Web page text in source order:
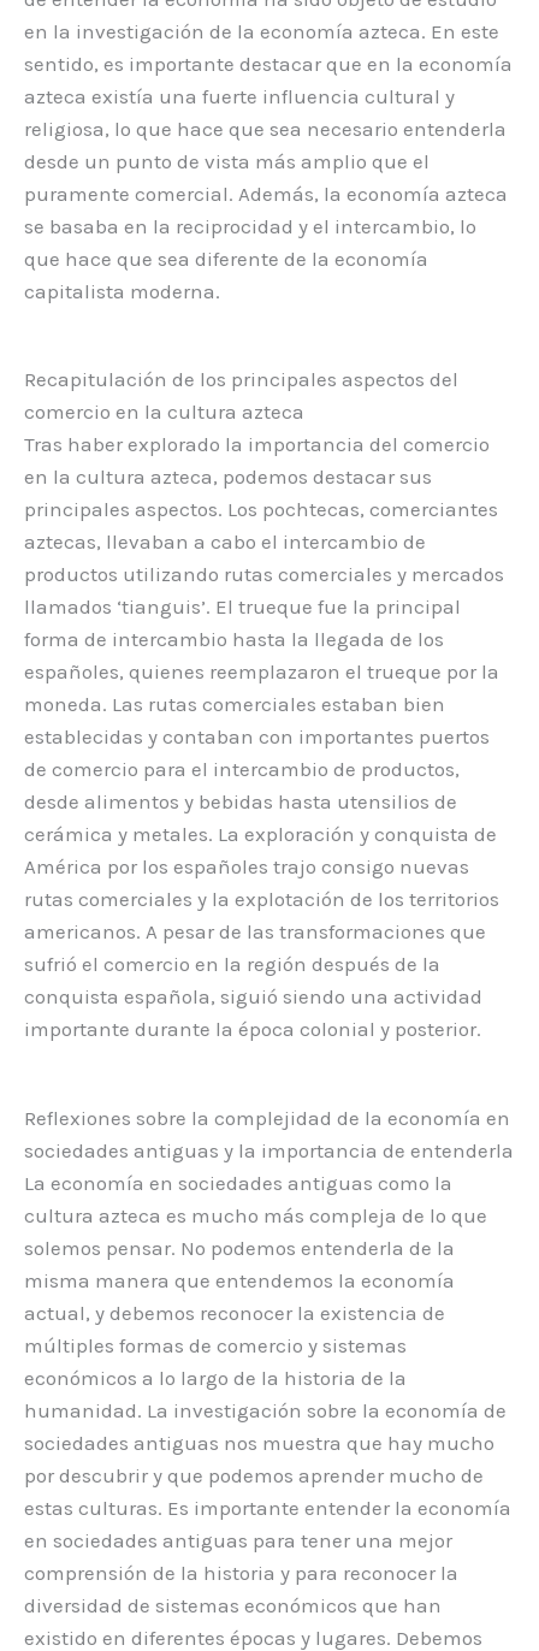
en la investigación de la economía azteca. En este
sentido, es importante destacar que en la economía
azteca existía una fuerte influencia cultural y
religiosa, lo que hace que sea necesario entenderla
desde un punto de vista más amplio que el
puramente comercial. Además, la economía azteca
se basaba en la reciprocidad y el intercambio, lo
que hace que sea diferente de la economía
capitalista moderna.
Recapitulación de los principales aspectos del
comercio en la cultura azteca
Tras haber explorado la importancia del comercio
en la cultura azteca, podemos destacar sus
principales aspectos. Los pochtecas, comerciantes
aztecas, llevaban a cabo el intercambio de
productos utilizando rutas comerciales y mercados
llamados ‘tianguis’. El trueque fue la principal
forma de intercambio hasta la llegada de los
españoles, quienes reemplazaron el trueque por la
moneda. Las rutas comerciales estaban bien
establecidas y contaban con importantes puertos
de comercio para el intercambio de productos,
desde alimentos y bebidas hasta utensilios de
cerámica y metales. La exploración y conquista de
América por los españoles trajo consigo nuevas
rutas comerciales y la explotación de los territorios
americanos. A pesar de las transformaciones que
sufrió el comercio en la región después de la
conquista española, siguió siendo una actividad
importante durante la época colonial y posterior.
Reflexiones sobre la complejidad de la economía en
sociedades antiguas y la importancia de entenderla
La economía en sociedades antiguas como la
cultura azteca es mucho más compleja de lo que
solemos pensar. No podemos entenderla de la
misma manera que entendemos la economía
actual, y debemos reconocer la existencia de
múltiples formas de comercio y sistemas
económicos a lo largo de la historia de la
humanidad. La investigación sobre la economía de
sociedades antiguas nos muestra que hay mucho
por descubrir y que podemos aprender mucho de
estas culturas. Es importante entender la economía
en sociedades antiguas para tener una mejor
comprensión de la historia y para reconocer la
diversidad de sistemas económicos que han
existido en diferentes épocas y lugares. Debemos